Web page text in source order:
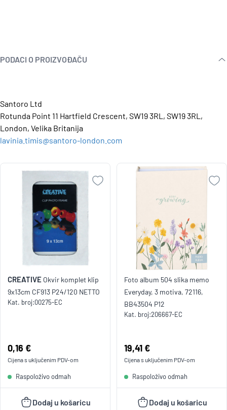
PODACI O PROIZVOĐAČU
Santoro Ltd
Rotunda Point 11 Hartfield Crescent, SW19 3RL, SW19 3RL,
London, Velika Britanija
lavinia.timis@santoro-london.com
CREATIVE Okvir komplet klip
9x13cm CF913 P24/120 NETTO
Kat. broj:00275-EC
Cijena:
0,16 €
Cijena s uključenim PDV-om
Raspoloživo odmah
Dodaj u košaricu
Foto album 504 slika memo
Everyday, 3 motiva, 72116,
BB43504 P12
Kat. broj:206667-EC
Cijena:
19,41 €
Cijena s uključenim PDV-om
Raspoloživo odmah
Dodaj u košaricu